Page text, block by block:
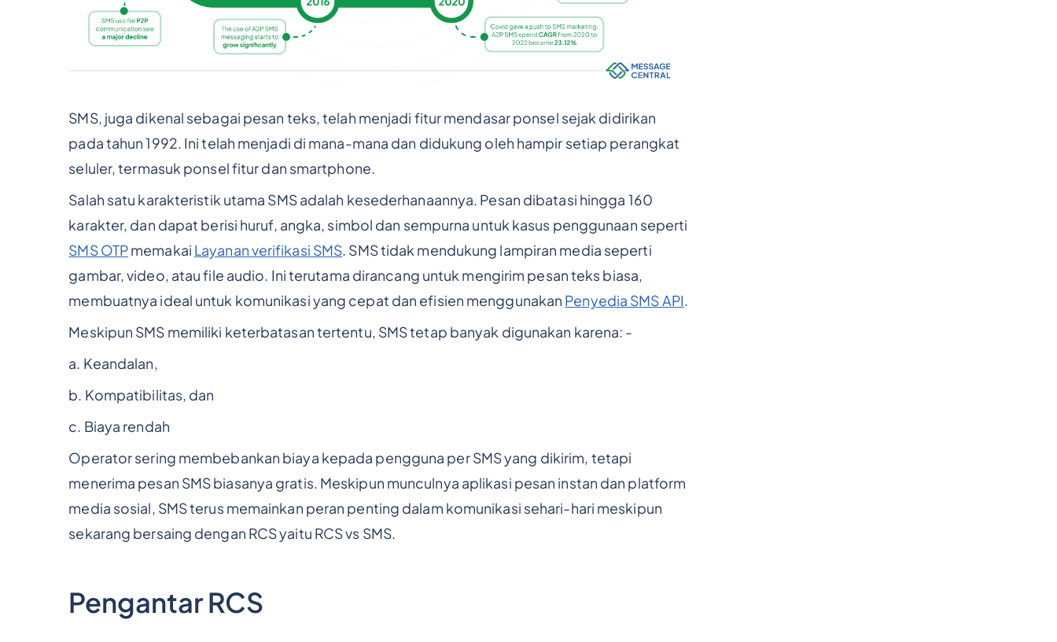
SMS, juga dikenal sebagai pesan teks, telah menjadi fitur mendasar ponsel sejak didirikan
pada tahun 1992. Ini telah menjadi di mana-mana dan didukung oleh hampir setiap perangkat
seluler, termasuk ponsel fitur dan smartphone.
Salah satu karakteristik utama SMS adalah kesederhanaannya. Pesan dibatasi hingga 160
karakter, dan dapat berisi huruf, angka, simbol dan sempurna untuk kasus penggunaan seperti
SMS OTPmemakai Layanan verifikasi SMS. SMS tidak mendukung lampiran media seperti
gambar, video, atau file audio. Ini terutama dirancang untuk mengirim pesan teks biasa,
membuatnya ideal untuk komunikasi yang cepat dan efisien menggunakan Penyedia SMS API.
Meskipun SMS memiliki keterbatasan tertentu, SMS tetap banyak digunakan karena: -
a. Keandalan,
b. Kompatibilitas, dan
c. Biaya rendah
Operator sering membebankan biaya kepada pengguna per SMS yang dikirim, tetapi
menerima pesan SMS biasanya gratis. Meskipun munculnya aplikasi pesan instan dan platform
media sosial, SMS terus memainkan peran penting dalam komunikasi sehari-hari meskipun
sekarang bersaing dengan RCS yaitu RCS vs SMS.
Pengantar RCS